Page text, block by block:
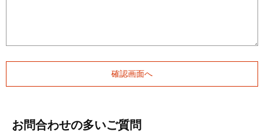
お問合わせの多いご質問